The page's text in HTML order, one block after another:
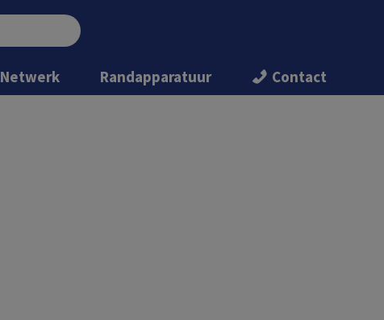
Netwerk Randapparatuur Contact